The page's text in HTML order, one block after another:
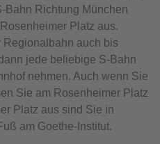
Bahn Richtung München
Platz aus.
Regionalbahn auch bis
jede beliebige S-Bahn
nehmen. Auch wenn Sie
Sie am Rosenheimer Platz
Platz aus sind Sie in
am Goethe-Institut.